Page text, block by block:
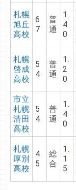
札幌
旭丘
高校
6
7
普
通
1.
4
0
札幌
啓成
高校
5
4
普
通
1.
2
0
市立
札幌
清田
高校
5
4
普
通
1.
4
0
札幌
厚別
高校
4
5
総
合
1.
1
5